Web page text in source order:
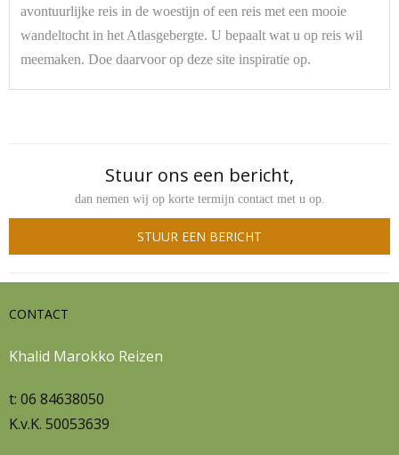
avontuurlijke reis in de woestijn of een reis met een mooie
wandeltocht in het Atlasgebergte. U bepaalt wat u op reis wil
meemaken. Doe daarvoor op deze site inspiratie op.
Stuur ons een bericht,
dan nemen wij op korte termijn contact met u op.
STUUR EEN BERICHT
CONTACT
Khalid Marokko Reizen
t: 06 84638050
K.v.K. 50053639